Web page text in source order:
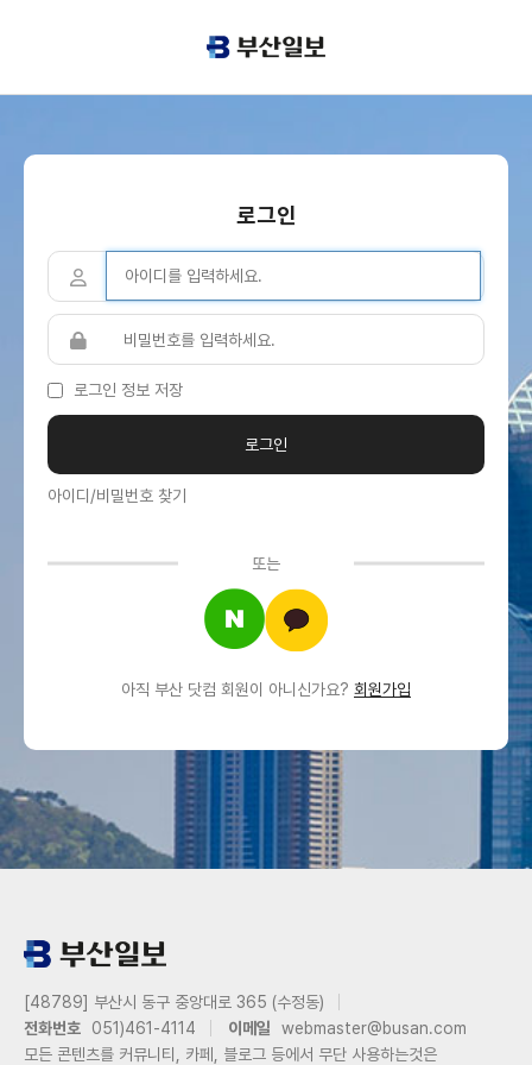
로그인
로그인 정보 저장
아이디/비밀번호 찾기
또는
아직 부산 닷컴 회원이 아니신가요? 회원가입
[48789] 부산시 동구 중앙대로 365 (수정동)
전화번호
051)461-4114 이메일
webmaster@busan.com
모든 콘텐츠를 커뮤니티, 카페, 블로그 등에서 무단 사용하는것은